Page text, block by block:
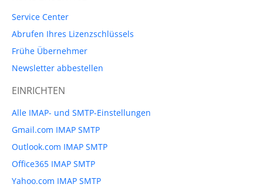
Service Center
Abrufen Ihres Lizenzschlüssels
Frühe Übernehmer
Newsletter abbestellen
EINRICHTEN
Alle IMAP- und SMTP-Einstellungen
Gmail.com IMAP SMTP
Outlook.com IMAP SMTP
Office365 IMAP SMTP
Yahoo.com IMAP SMTP